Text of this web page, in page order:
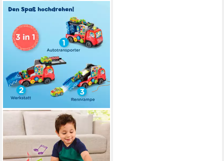
VTECH®
Spielzeug-Transporter Babys
Autotransporter, mit Licht und
Sound